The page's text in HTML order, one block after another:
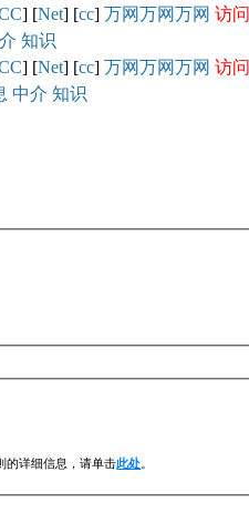
] [Net] [cc] 万网万网万网 访问
知识